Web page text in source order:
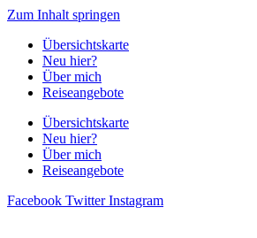
Zum Inhalt springen
Übersichtskarte
Neu hier?
Über mich
Reiseangebote
Übersichtskarte
Neu hier?
Über mich
Reiseangebote
Facebook Twitter Instagram